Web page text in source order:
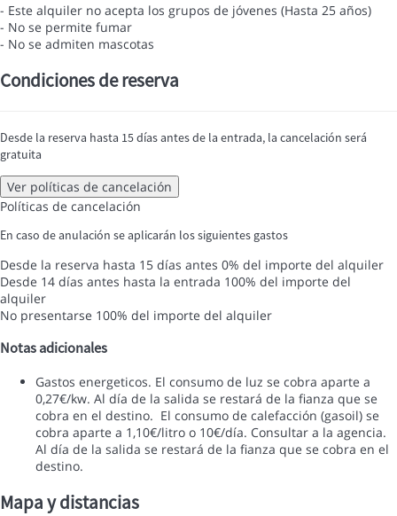
- Este alquiler no acepta los grupos de jóvenes (Hasta 25 años)
- No se permite fumar
- No se admiten mascotas
Condiciones de reserva
Desde la reserva hasta 15 días antes de la entrada, la cancelación será
gratuita
Ver políticas de cancelación
Políticas de cancelación
En caso de anulación se aplicarán los siguientes gastos
Desde la reserva hasta 15 días antes 0% del importe del alquiler
Desde 14 días antes hasta la entrada 100% del importe del
alquiler
No presentarse 100% del importe del alquiler
Notas adicionales
Gastos energeticos. El consumo de luz se cobra aparte a
0,27€/kw. Al día de la salida se restará de la fianza que se
cobra en el destino. ‪ El consumo de calefacción (gasoil) se
cobra aparte a 1,10€/litro o 10€/día. Consultar a la agencia.
Al día de la salida se restará de la fianza que se cobra en el
destino.
Mapa y distancias